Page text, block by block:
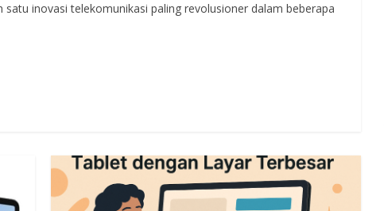
satu inovasi telekomunikasi paling revolusioner dalam beberapa